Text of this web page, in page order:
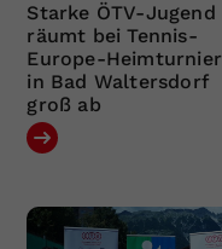
Starke ÖTV-Jugend
räumt bei Tennis-
Europe-Heimturnier
in Bad Waltersdorf
groß ab